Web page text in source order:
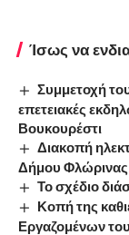
Ίσως να
Συμμετοχή
επετειακές
Βουκουρέστι
Διακοπή
Δήμου Φλώρινας
Το σχέδιο
Κοπή της
Εργαζομένων